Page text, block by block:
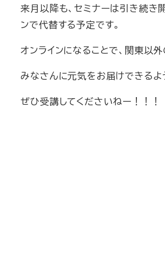
来月以降も、セミナーは引き続き
ンで代替する予定です。
オンラインになることで、関東以
みなさんに元気をお届けできるよ
ぜひ受講してくださいねー！！！